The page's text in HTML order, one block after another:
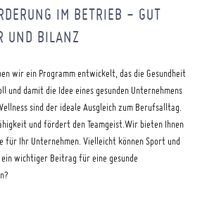
IM BETRIEB - GUT
UND BILANZ
wir ein Programm entwickelt, das die Gesundheit
damit die Idee eines gesunden Unternehmens
sind der ideale Ausgleich zum Berufsalltag.
und fördert den Teamgeist.Wir bieten Ihnen
für Ihr Unternehmen. Vielleicht können Sport und
ein wichtiger Beitrag für eine gesunde